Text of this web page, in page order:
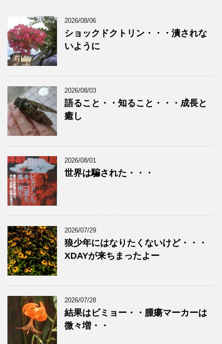
2026/08/06
ショックドクトリン・・・潰されな
いように
2026/08/03
語ること・・知ること・・・成長と
癒し
2026/08/01
世界は騙された・・・
2026/07/29
狼少年にはなりたくないけど・・・
XDAYが来ちまったよー
2026/07/28
結果はビミョー・・腫瘍マーカーは
微々増・・